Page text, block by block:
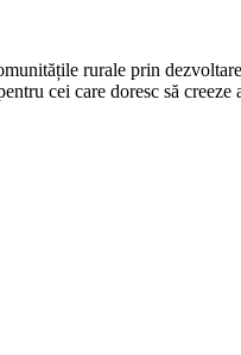
rurale prin
cei care doresc să